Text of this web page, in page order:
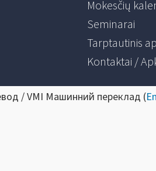
Mokesčių
Seminarai
Tarptautinis
Kontaktai /
/ VMI Машинний переклад (